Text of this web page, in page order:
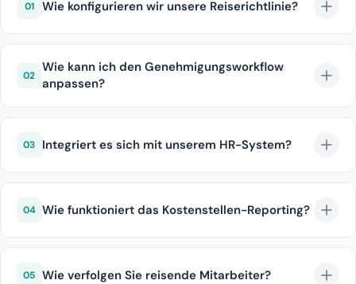
01 Wie konfigurieren wir unsere Reiserichtlinie?
Im Admin-Panel definieren Sie Regeln nach Region,
Klasse, Preisobergrenze und Airline.
02
Wie kann ich den Genehmigungsworkflow
anpassen?
Jede Abteilung kann eigene Genehmigerketten und
03 Integriert es sich mit unserem HR-System?
SAP SuccessFactors, Workday, BambooHR und Active
04 Wie funktioniert das Kostenstellen-Reporting?
Jede Buchung wird mit Kostenstelle und Projektcode
05 Wie verfolgen Sie reisende Mitarbeiter?